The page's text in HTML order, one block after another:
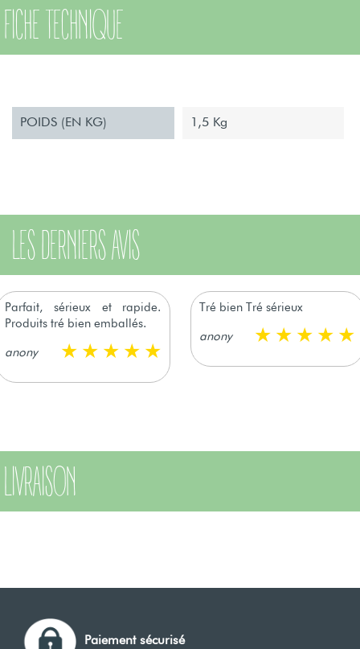
FICHE TECHNIQUE
POIDS (EN KG) 1,5 Kg
LES DERNIERS AVIS
Parfait, sérieux et rapide.
Produits tré bien emballés.
anony
Tré bien Tré sérieux
anony
LIVRAISON
Paiement sécurisé